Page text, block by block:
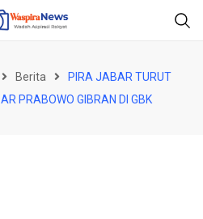
Berita
PIRA JABAR TURUT
PRABOWO GIBRAN DI GBK